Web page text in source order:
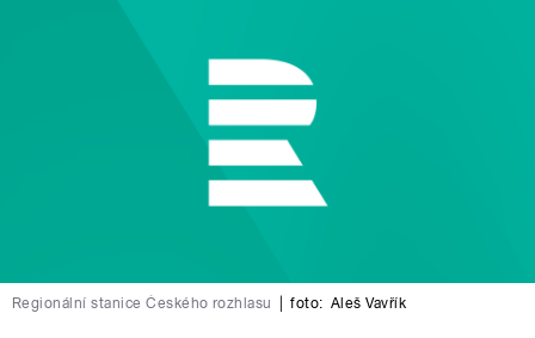
Regionální stanice Českého rozhlasu foto: Aleš Vavřík